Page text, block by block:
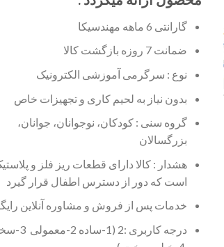
گارانتی 6 ماهه مهندسیکا
ضمانت 7 روزه بازگشت کالا
نوع : سرگرمی آموزشی الکترونیک
بدون نیاز به لحیم کاری و تجهیزات خاص
گروه سنی : کودکان، نوجوانان، جوانان،
بزرگسالان
هشدار : کالا دارای قطعات ریز فلز و
است که دور از دسترس اطفال قرار گیرد
خدمات پس از فروش و مشاوره آنلاین
درجه کاربری :2 (1-